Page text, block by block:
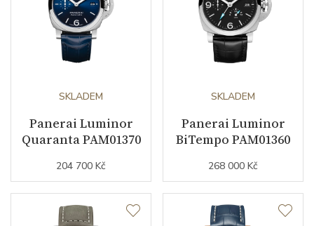
Záruční doba
nepodnikatelé (měsíců)
Modelová řada
SKLADEM
Panerai Luminor
Quaranta PAM01370
204 700 Kč
SKLADEM
Panerai Luminor
BiTempo PAM01360
268 000 Kč